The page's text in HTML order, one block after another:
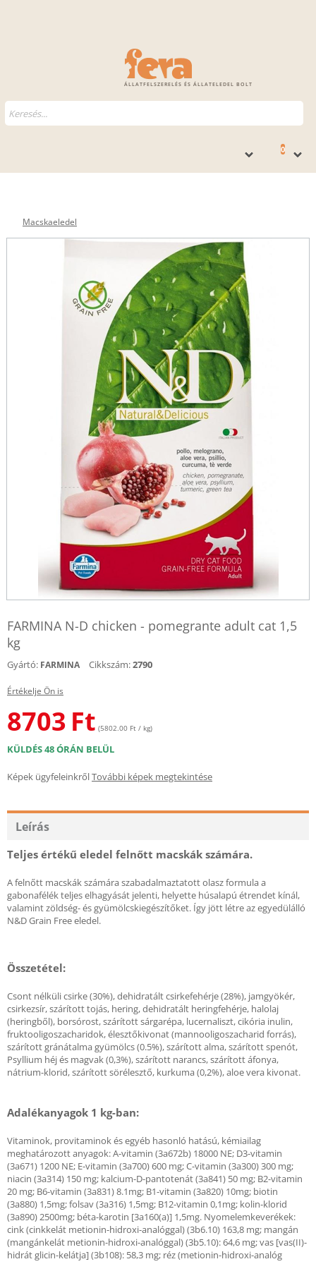
ÁLLATFELSZERELÉS ÉS ÁLLATELEDEL BOLT
0
Macskaeledel
FARMINA N-D chicken - pomegrante adult cat 1,5
kg
Gyártó: FARMINA Cikkszám:2790
Értékelje Ön is
8703 Ft (5802.00 Ft / kg)
KÜLDÉS 48 ÓRÁN BELÜL
Képek ügyfeleinkrőlTovábbi képek megtekintése
Leírás
Teljes értékű eledel felnőtt macskák számára.
A felnőtt macskák számára szabadalmaztatott olasz formula a
gabonafélék teljes elhagyását jelenti, helyette húsalapú étrendet kínál,
valamint zöldség- és gyümölcskiegészítőket. Így jött létre az egyedülálló
N&D Grain Free eledel.
Összetétel:
Csont nélküli csirke (30%), dehidratált csirkefehérje (28%), jamgyökér,
csirkezsír, szárított tojás, hering, dehidratált heringfehérje, halolaj
(heringből), borsórost, szárított sárgarépa, lucernaliszt, cikória inulin,
fruktooligoszacharidok, élesztőkivonat (mannooligoszacharid forrás),
szárított gránátalma gyümölcs (0.5%), szárított alma, szárított spenót,
Psyllium héj és magvak (0,3%), szárított narancs, szárított áfonya,
nátrium-klorid, szárított sörélesztő, kurkuma (0,2%), aloe vera kivonat.
Adalékanyagok 1 kg-ban:
Vitaminok, provitaminok és egyéb hasonló hatású, kémiailag
meghatározott anyagok: A-vitamin (3a672b) 18000 NE; D3-vitamin
(3a671) 1200 NE; E-vitamin (3a700) 600 mg; C-vitamin (3a300) 300 mg;
niacin (3a314) 150 mg; kalcium-D-pantotenát (3a841) 50 mg; B2-vitamin
20 mg; B6-vitamin (3a831) 8.1mg; B1-vitamin (3a820) 10mg; biotin
(3a880) 1,5mg; folsav (3a316) 1,5mg; B12-vitamin 0,1mg; kolin-klorid
(3a890) 2500mg; béta-karotin [3a160(a)] 1,5mg. Nyomelemkeverékek:
cink (cinkkelát metionin-hidroxi-analóggal) (3b6.10) 163,8 mg; mangán
(mangánkelát metionin-hidroxi-analóggal) (3b5.10): 64,6 mg; vas [vas(II)-
hidrát glicin-kelátja] (3b108): 58,3 mg; réz (metionin-hidroxi-analóg